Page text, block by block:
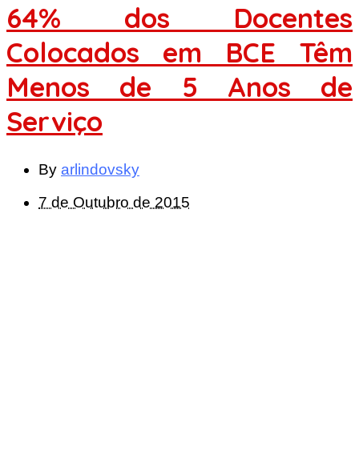
64% dos Docentes
Colocados em BCE Têm
Menos de 5 Anos de
Serviço
By arlindovsky
7 de Outubro de 2015